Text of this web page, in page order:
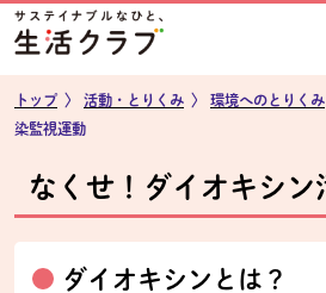
ページの先頭です。
本文へジャンプする。
トップ 〉 活動・とりくみ 〉 環境へのとりくみ
染監視運動
なくせ！ダイオキシン
ダイオキシンとは？